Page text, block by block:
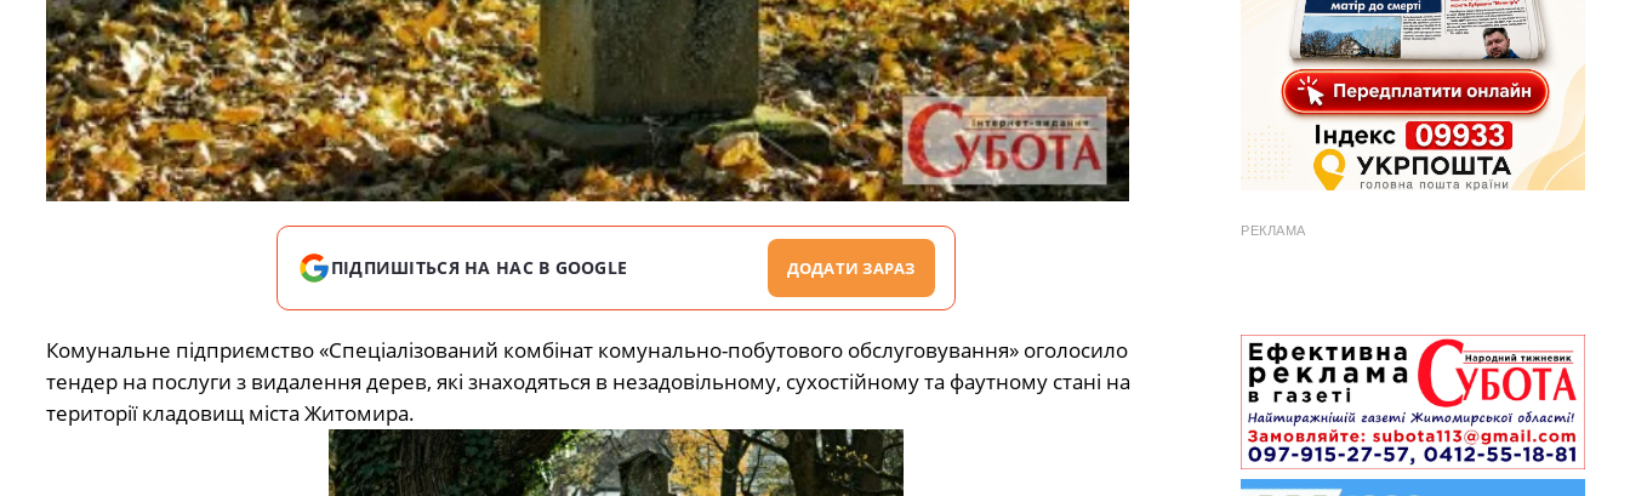
ПІДПИШІТЬСЯ НА НАС В GOOGLE ДОДАТИ ЗАРАЗ
Комунальне підприємство «Спеціалізований комбінат комунально-побутового обслуговування» оголосило
тендер на послуги з видалення дерев, які знаходяться в незадовільному, сухостійному та фаутному стані на
території кладовищ міста Житомира.
РЕКЛАМА